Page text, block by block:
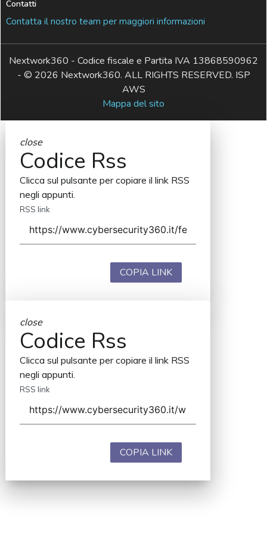
Contatti
Contatta il nostro team per maggiori informazioni
Nextwork360 - Codice fiscale e Partita IVA 13868590962
- © 2026 Nextwork360. ALL RIGHTS RESERVED. ISP
AWS
Mappa del sito
close
Codice Rss
Clicca sul pulsante per copiare il link RSS
negli appunti.
RSS link
COPIA LINK
close
Codice Rss
Clicca sul pulsante per copiare il link RSS
negli appunti.
RSS link
COPIA LINK